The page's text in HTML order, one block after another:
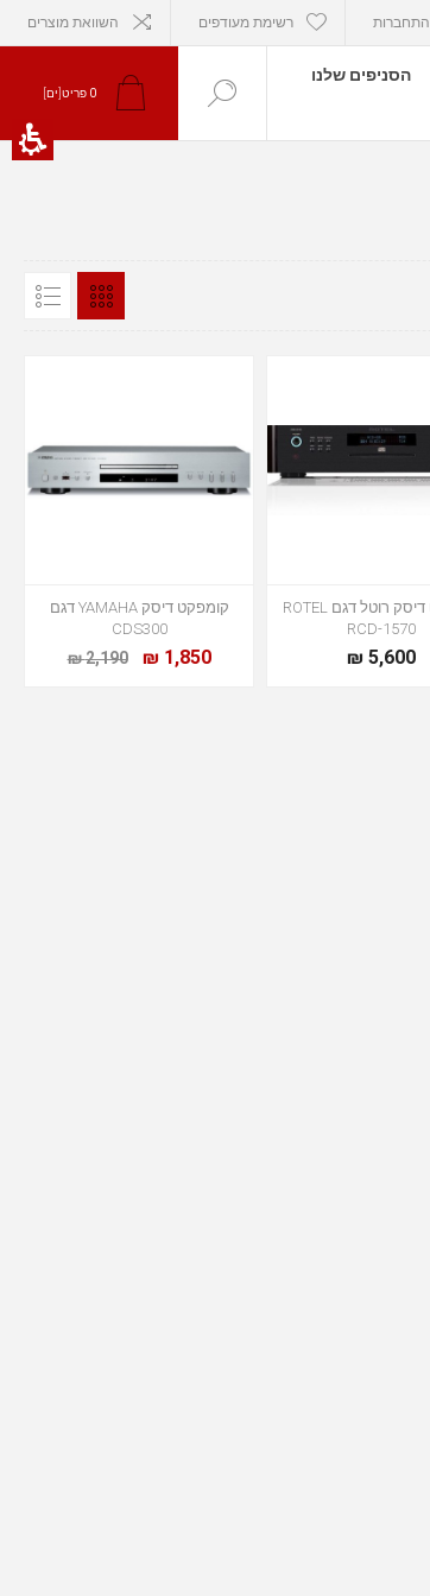
התחברות רשימת מעודפים השוואת מוצרים
הסניפים שלנו
0 פריט[ים]
קומפקט דיסק רוטל דגם ROTEL
RCD-1570
5,600 ₪
קומפקט דיסק YAMAHA דגם
CDS300
1,850 ₪
2,190 ₪